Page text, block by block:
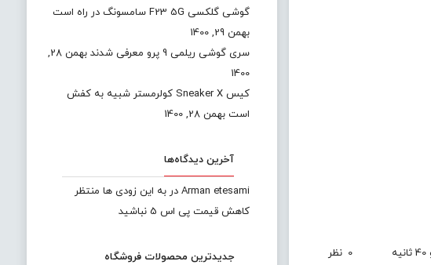
0 نظر
گوشی گلکسی F23 5G سامسونگ در راه است
بهمن 29, 1400
سری گوشی ریلمی 9 پرو معرفی شدند
بهمن 28,
1400
کیس Sneaker X کولرمستر شبیه به کفش
است بهمن 28, 1400
آخرین دیدگاه‌ها
Arman etesami دربه این زودی ها منتظر
کاهش قیمت پی اس 5 نباشید
جدیدترین محصولات فروشگاه